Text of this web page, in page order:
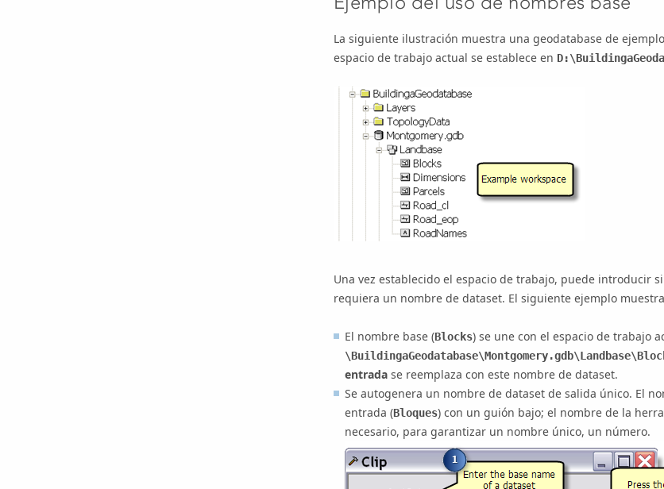
La siguiente ilustración muestra una geodatabase de
espacio de trabajo actual se establece en
Una vez establecido el espacio de trabajo, puede introducir
requiera un nombre de dataset. El siguiente ejemplo
El nombre base (Blocks) se une con el espacio de trabajo
entrada se reemplaza con este nombre de dataset.
Se autogenera un nombre de dataset de salida único. El
entrada (Bloques) con un guión bajo; el nombre de la
necesario, para garantizar un nombre único, un número.